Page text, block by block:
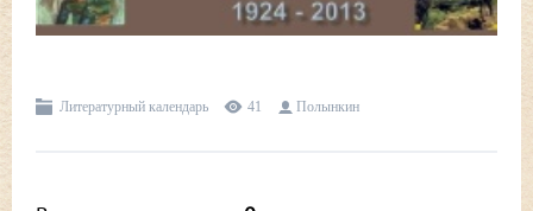
Литературный календарь 41 Полынкин